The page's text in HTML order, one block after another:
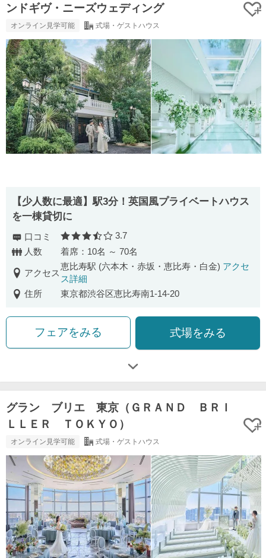
ンドギヴ・ニーズウェディング
オンライン見学可能 式場・ゲストハウス
【少人数に最適】駅3分！英国風プライベートハウス
を一棟貸切に
口コミ 口コミ評価
3.7
人数
着席：10名 ～ 70名
アクセス
恵比寿駅 (六本木・赤坂・恵比寿・白金) アクセ
ス詳細
住所
東京都渋谷区恵比寿南1-14-20
フェアをみる 式場をみる
グラン ブリエ 東京（ＧＲＡＮＤ ＢＲＩ
ＬＬＥＲ ＴＯＫＹＯ）
オンライン見学可能 式場・ゲストハウス